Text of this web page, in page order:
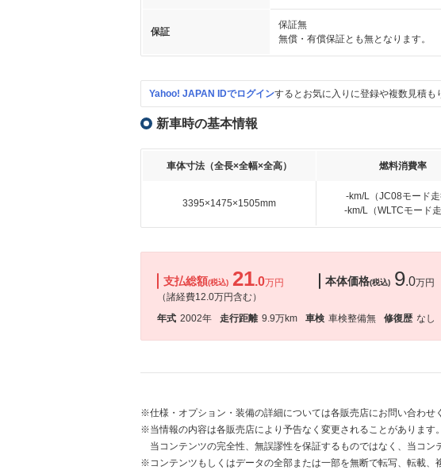
保証
保証無
無償・有償保証とも無となります。
Yahoo! JAPAN IDでログインするとお気に入りに登録や複数見積も
新車時の基本情報
車体寸法（全長×全幅×全高） 燃料消費率
3395×1475×1505mm
-km/L（JC08モード走
-km/L（WLTCモード走
支払総額(税込) 21.0万円
（諸経費12.0万円含む）
本体価格(税込) 9.0万円
年式 2002年 走行距離 9.9万km 車検 車検整備無 修復歴 なし
※仕様・オプション・装備の詳細については各販売店にお問い合わせ
※当情報の内容は各販売店により予告なく変更されることがあります
当コンテンツの完全性、無誤謬性を保証するものではなく、当コン
※コンテンツもしくはデータの全部または一部を無断で転写、転載、